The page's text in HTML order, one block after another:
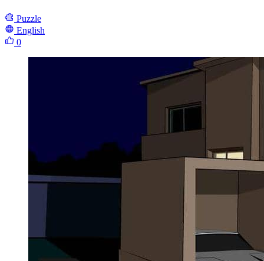
Puzzle
English
0